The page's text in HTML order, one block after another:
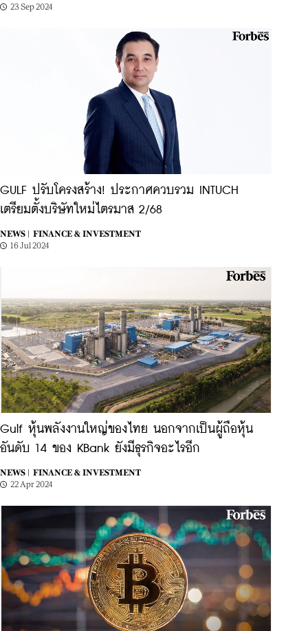
23 Sep 2024
GULF ปรับโครงสร้าง! ประกาศควบรวม INTUCH
เตรียมตั้งบริษัทใหม่ไตรมาส 2/68
NEWS |
FINANCE & INVESTMENT
16 Jul 2024
Gulf หุ้นพลังงานใหญ่ของไทย นอกจากเป็นผู้ถือหุ้น
อันดับ 14 ของ KBank ยังมีธุรกิจอะไรอีก
NEWS |
FINANCE & INVESTMENT
22 Apr 2024